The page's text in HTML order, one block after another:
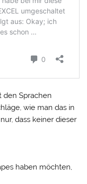
den Sprachen
wie man das in
dass keiner dieser
haben möchten,